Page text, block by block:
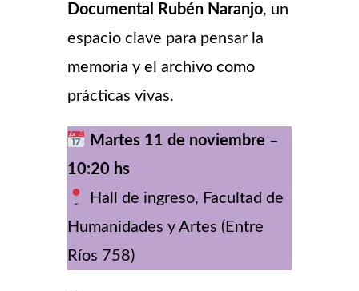
Documental Rubén Naranjo, un
espacio clave para pensar la
memoria y el archivo como
prácticas vivas.
Martes 11 de noviembre –
10:20 hs
Hall de ingreso, Facultad de
Humanidades y Artes (Entre
Ríos 758)